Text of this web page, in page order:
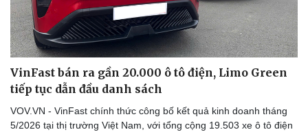
VinFast bán ra gần 20.000 ô tô điện, Limo Green
tiếp tục dẫn đầu danh sách
VOV.VN - VinFast chính thức công bố kết quả kinh doanh tháng
5/2026 tại thị trường Việt Nam, với tổng cộng 19.503 xe ô tô điện